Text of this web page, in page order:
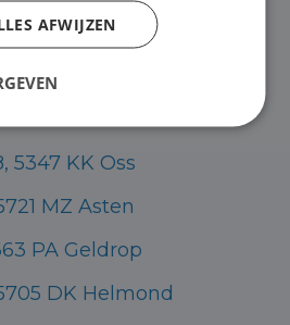
in Oss, Geldrop en
personenauto’s als
5347 KK Oss
MZ Asten
PA Geldrop
DK Helmond
AFWIJZEN